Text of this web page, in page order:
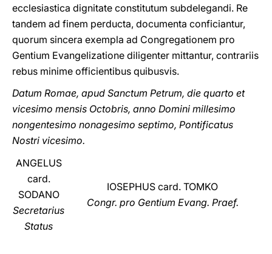
ecclesiastica dignitate constitutum subdelegandi. Re
tandem ad finem perducta, documenta conficiantur,
quorum sincera exempla ad Congregationem pro
Gentium Evangelizatione diligenter mittantur, contrariis
rebus minime officientibus quibusvis.
Datum Romae, apud Sanctum Petrum, die quarto et
vicesimo mensis Octobris, anno Domini millesimo
nongentesimo nonagesimo septimo, Pontificatus
Nostri vicesimo.
ANGELUS
card.
SODANO
Secretarius
Status
IOSEPHUS card. TOMKO
Congr. pro Gentium Evang. Praef.